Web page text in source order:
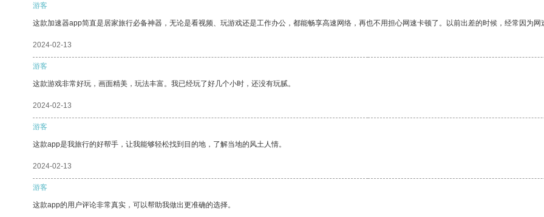
游客
这款加速器app简直是居家旅行必备神器，无论是看视频、玩游戏还是工作办公，都能畅享高速网络，再也不用担心网速卡顿了。以前出差的时候，经常因为
2024-02-13
游客
这款游戏非常好玩，画面精美，玩法丰富。我已经玩了好几个小时，还没有玩腻。
2024-02-13
游客
这款app是我旅行的好帮手，让我能够轻松找到目的地，了解当地的风土人情。
2024-02-13
游客
这款app的用户评论非常真实，可以帮助我做出更准确的选择。